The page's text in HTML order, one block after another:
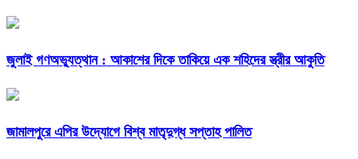
জুলাই গণঅভ্যুত্থান : আকাশের দিকে তাকিয়ে এক শহিদের স্ত্রীর আকুতি
জামালপুরে এপির উদ্যোগে বিশ্ব মাতৃদুগ্ধ সপ্তাহ পালিত